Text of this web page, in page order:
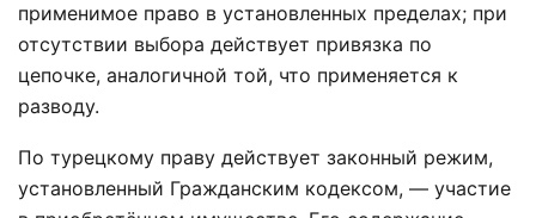
применимое право в установленных пределах; при
отсутствии выбора действует привязка по
цепочке, аналогичной той, что применяется к
разводу.
По турецкому праву действует законный режим,
установленный Гражданским кодексом, — участие